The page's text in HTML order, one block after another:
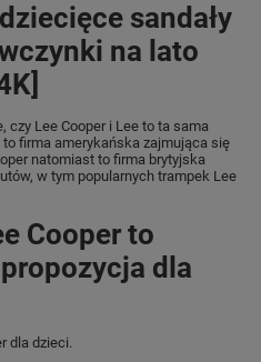
sandały
na lato
czy Lee Cooper i Lee to ta sama
to firma amerykańska zajmująca się
natomiast to firma brytyjska
w tym popularnych trampek Lee
Cooper to
dla
dla dzieci.